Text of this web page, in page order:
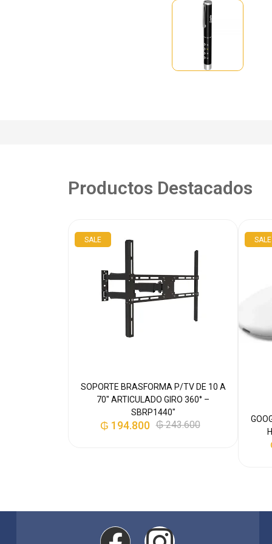
Productos Destacados
SALE
SOPORTE BRASFORMA P/TV DE 10 A
70″ ARTICULADO GIRO 360° –
SBRP1440″
₲243.600
₲ 194.800
SALE